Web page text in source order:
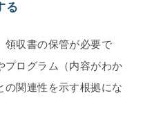
る
領収書の保管が必要で
プログラム（内容がわか
の関連性を示す根拠にな